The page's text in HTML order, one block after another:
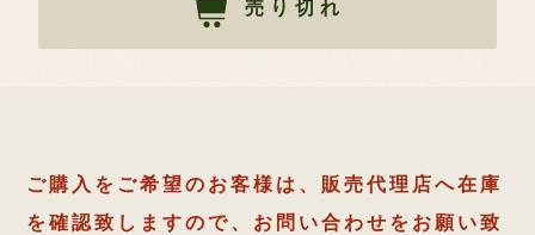
格
売り切れ
ご購入をご希望のお客様は、販売代理店へ在庫
を確認致しますので、お問い合わせをお願い致